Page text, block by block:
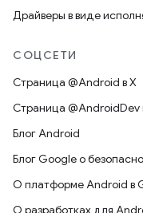
Драйверы в виде
СОЦСЕТИ
Страница @Android в X
Страница @AndroidDev
Блог Android
Блог Google о
О платформе Android в
О разработках для